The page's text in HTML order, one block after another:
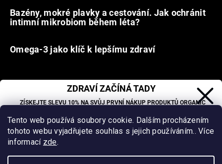
Tento web používá soubory cookie. Dalším procházením
tohoto webu vyjadřujete souhlas s jejich používáním.. Více
informací zde.
Bazény, mokré plavky a cestování. Jak ochránit
intimní mikrobiom během léta?
Omega-3 jako klíč k lepšímu zdraví
Facebook
ZDRAVÍ ZAČÍNÁ TADY
ZÍSKEJTE SLEVU 10% NA SVŮJ PRVNÍ NÁKUP PRODUKTŮ ORGANIC
Sleva se nevztahuje na již zlevněné produkty.